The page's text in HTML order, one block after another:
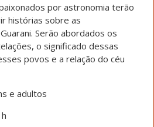
por astronomia terão
histórias sobre as
Serão abordados os
o significado dessas
povos e a relação do céu
e adultos